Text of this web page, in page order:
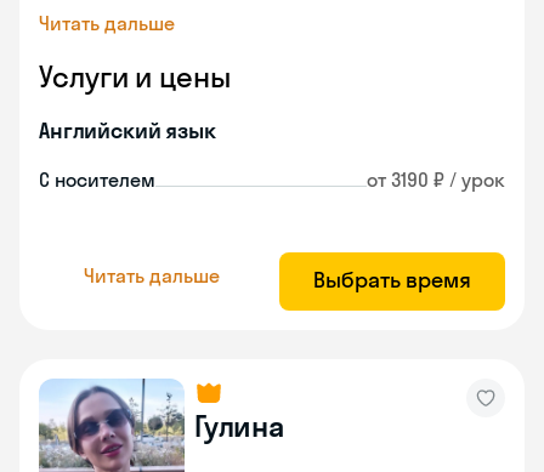
Читать дальше
Услуги и цены
Английский язык
С носителем от 3190 ₽ / урок
Читать дальше Выбрать время
Гулина